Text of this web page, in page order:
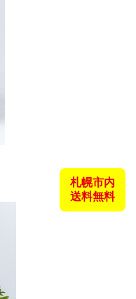
札幌市内
送料無料